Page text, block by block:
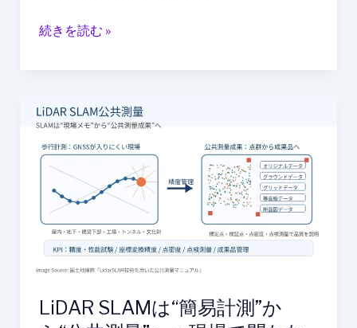
る
理
続きを読む »
LiDAR SLAMは“簡易計測”か
LiDAR
SLAM
は“簡
易
測”か
ら“公
共
現
場